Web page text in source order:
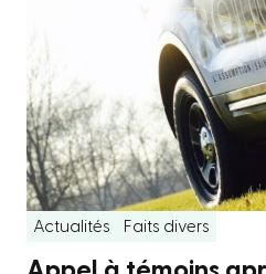
Actualités Faits divers